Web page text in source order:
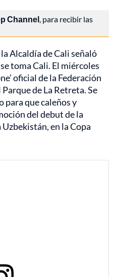
Channel , para recibir las
Alcaldía de Cali señaló
toma Cali. El miércoles
oficial de la Federación
de La Retreta. Se
para que caleños y
del debut de la
en la Copa